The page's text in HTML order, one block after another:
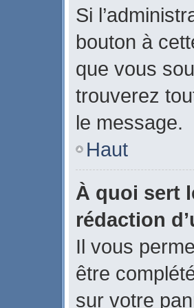
Si
bouton à
que vous
trouverez
le message.
Haut
À quoi sert
rédaction
Il vous
être
sur votre